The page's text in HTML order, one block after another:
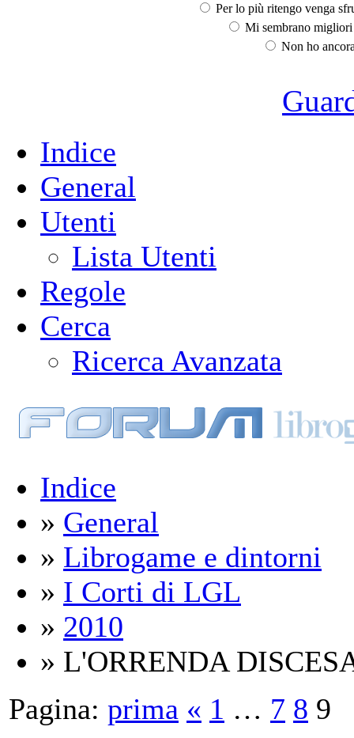
Per lo più ritengo venga
Mi sembrano
Non ho
Indice
General
Utenti
Lista Utenti
Regole
Cerca
Ricerca Avanzata
Indice
» General
» Librogame e dintorni
» I Corti di LGL
» 2010
» L'ORRENDA
Pagina: prima « 1 … 7 8 9